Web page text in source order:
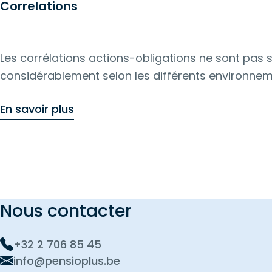
Correlations
Les corrélations actions-obligations ne sont pas
considérablement selon les différents
de ces changements, notamment l'inflation, la
En savoir plus
Nous contacter
+32 2 706 85 45
info@pensioplus.be